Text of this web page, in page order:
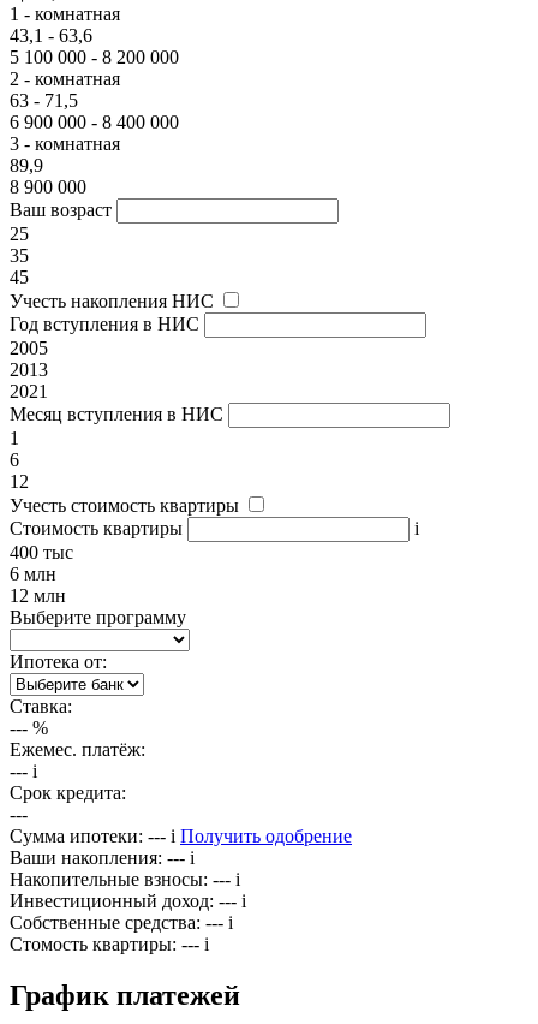
1 - комнатная
43,1 - 63,6
5 100 000 - 8 200 000
2 - комнатная
63 - 71,5
6 900 000 - 8 400 000
3 - комнатная
89,9
8 900 000
Ваш возраст
25
35
45
Учесть накопления НИС
Год вступления в НИС
2005
2013
2021
Месяц вступления в НИС
1
6
12
Учесть стоимость квартиры
Стоимость квартиры
i
400 тыс
6 млн
12 млн
Выберите программу
Ипотека от:
Ставка:
--- %
Ежемес. платёж:
--- i
Срок кредита:
---
Сумма ипотеки: --- i Получить одобрение
Ваши накопления: --- i
Накопительные взносы: --- i
Инвестиционный доход: --- i
Собственные средства: --- i
Стомость квартиры: --- i
График платежей